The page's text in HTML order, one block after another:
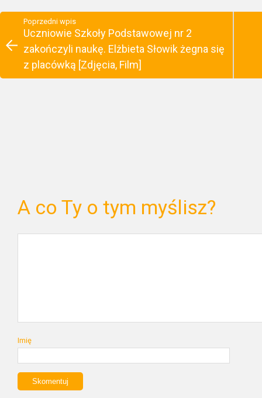
Poprzedni wpis
Uczniowie Szkoły Podstawowej nr 2
zakończyli naukę. Elżbieta Słowik żegna się
z placówką [Zdjęcia, Film]
A co Ty o tym myślisz?
Imię